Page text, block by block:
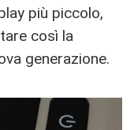
più piccolo,
così la
generazione.